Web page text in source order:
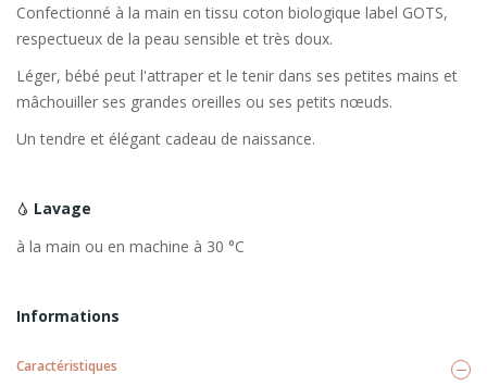
Confectionné à la main en tissu coton biologique label GOTS,
respectueux de la peau sensible et très doux.
Léger, bébé peut l'attraper et le tenir dans ses petites mains et
mâchouiller ses grandes oreilles ou ses petits nœuds.
Un tendre et élégant cadeau de naissance.
Lavage
à la main ou en machine à 30 °C
Informations
Caractéristiques